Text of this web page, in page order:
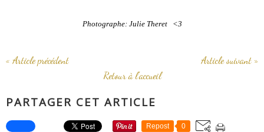
Photographe: Julie Theret <3
« Article précédent
Article suivant »
Retour à l'accueil
PARTAGER CET ARTICLE
Repost 0